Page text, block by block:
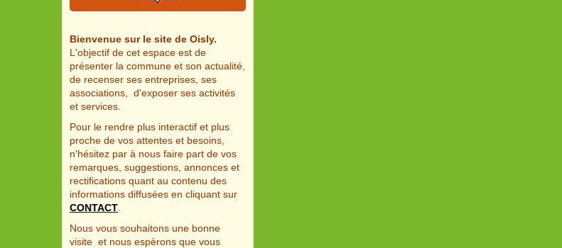
Bienvenue sur le site de Oisly.
L'objectif de cet espace est de
présenter la commune et son actualité,
de recenser ses entreprises, ses
associations, d'exposer ses activités
et services.
Pour le rendre plus interactif et plus
proche de vos attentes et besoins,
n'hésitez par à nous faire part de vos
remarques, suggestions, annonces et
rectifications quant au contenu des
informations diffusées en cliquant sur
CONTACT
Nous vous souhaitons une bonne
visite et nous espèrons que vous